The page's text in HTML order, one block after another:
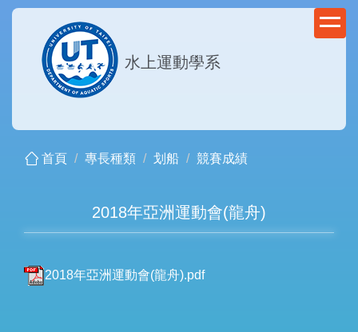
跳
區
水上運動學系
首頁 專長種類 划船 競賽成績
2018年亞洲運動會(龍舟)
2018年亞洲運動會(龍舟).pdf